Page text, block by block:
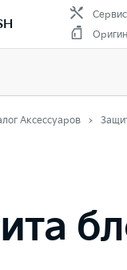
Аксессуаров